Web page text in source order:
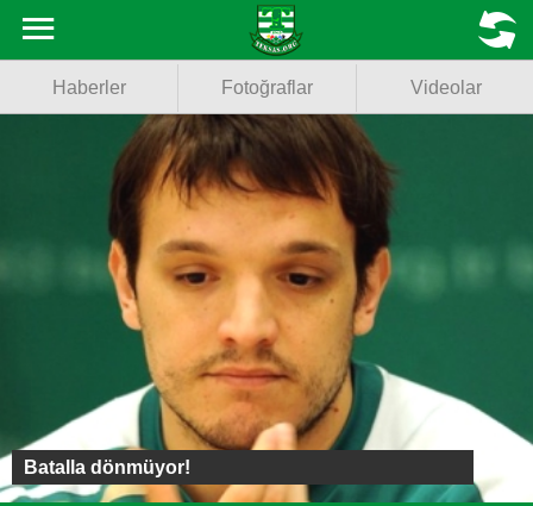
Fotoğraflar
Videolar
Basketbol
Voleybol
Puan Durumu
Fikstür
Facebook
MENU
Haberler Fotoğraflar Videolar
Batalla dönmüyor!